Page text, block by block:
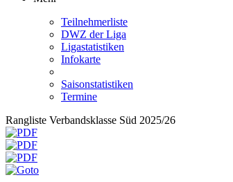
Teilnehmerliste
DWZ der Liga
Ligastatistiken
Infokarte
Saisonstatistiken
Termine
Rangliste Verbandsklasse Süd 2025/26